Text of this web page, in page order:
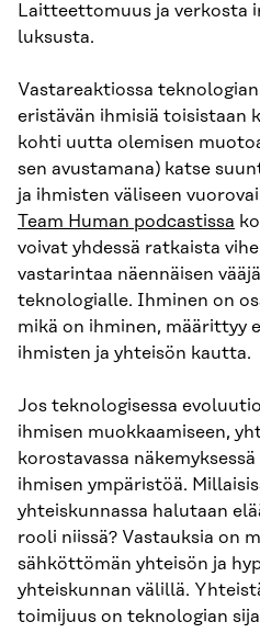
Laitteettomuus ja verkosta
luksusta.
Vastareaktiossa
eristävän ihmisiä toisistaan
kohti uutta olemisen
sen avustamana) katse
ja ihmisten väliseen
Team Human podcastissa
voivat yhdessä ratkaista
vastarintaa näennäisen
teknologialle. Ihminen on
mikä on ihminen, määrittyy
ihmisten ja yhteisön kautta.
Jos teknologisessa
ihmisen muokkaamiseen,
korostavassa
ihmisen ympäristöä.
yhteiskunnassa halutaan
rooli niissä? Vastauksia on
sähköttömän yhteisön ja
yhteiskunnan välillä.
toimijuus on teknologian